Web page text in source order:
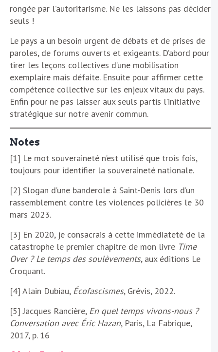
rongée par l’autoritarisme. Ne les laissons pas décider
seuls !
Le pays a un besoin urgent de débats et de prises de
paroles, de forums ouverts et exigeants. D’abord pour
tirer les leçons collectives d’une mobilisation
exemplaire mais défaite. Ensuite pour affirmer cette
compétence collective sur les enjeux vitaux du pays.
Enfin pour ne pas laisser aux seuls partis l’initiative
stratégique sur notre avenir commun.
Notes
[1] Le mot souveraineté n’est utilisé que trois fois,
toujours pour identifier la souveraineté nationale.
[2] Slogan d’une banderole à Saint-Denis lors d’un
rassemblement contre les violences policières le 30
mars 2023.
[3] En 2020, je consacrais à cette immédiateté de la
catastrophe le premier chapitre de mon livre Time
Over ? Le temps des soulèvements, aux éditions Le
Croquant.
[4] Alain Dubiau, Écofascismes, Grévis, 2022.
[5] Jacques Rancière, En quel temps vivons-nous ?
Conversation avec Éric Hazan, Paris, La Fabrique,
2017, p. 16